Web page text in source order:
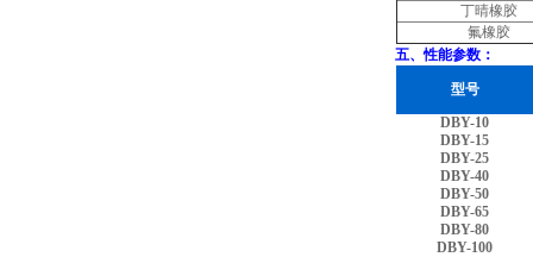
丁晴橡胶
氟橡胶
五、性能参数：
型号
DBY-10
DBY-15
DBY-25
DBY-40
DBY-50
DBY-65
DBY-80
DBY-100